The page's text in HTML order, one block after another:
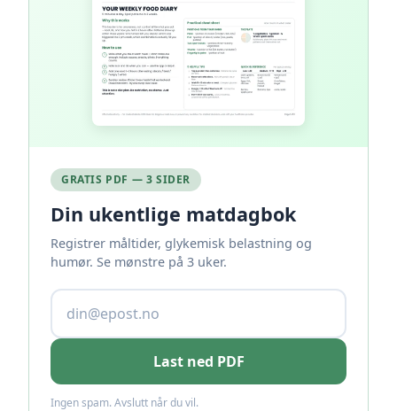
GRATIS PDF — 3 SIDER
Din ukentlige matdagbok
Registrer måltider, glykemisk belastning og
humør. Se mønstre på 3 uker.
Last ned PDF
Ingen spam. Avslutt når du vil.